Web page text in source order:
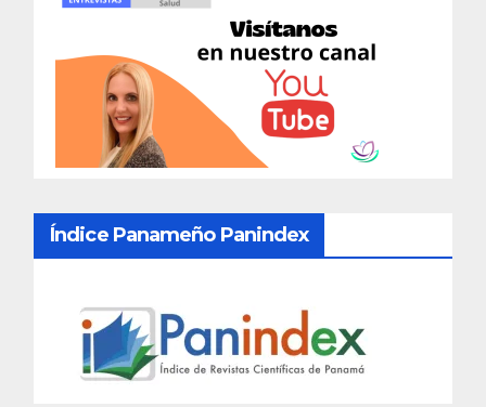
Índice Panameño Panindex